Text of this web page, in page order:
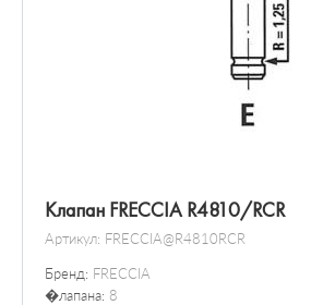
Клапан FRECCIA R4810/RCR
Артикул: FRECCIA@R4810RCR
Бренд: FRECCIA
�лапана: 8